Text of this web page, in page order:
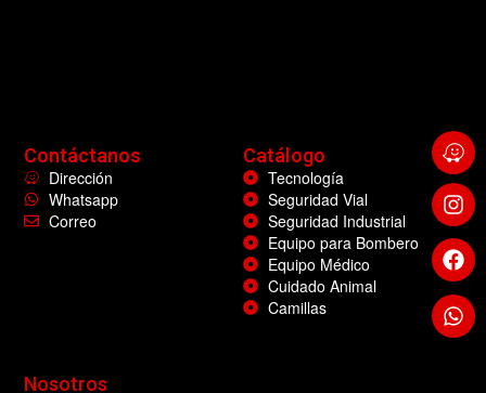
Nosotros
Catálogo
Tecnología
Seguridad Vial
Seguridad Industrial
Equipo para Bombero
Equipo Médico
Cuidado Animal
Camillas
Contáctanos
Dirección
Whatsapp
Correo